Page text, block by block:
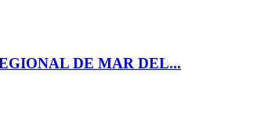
DE MAR DEL...